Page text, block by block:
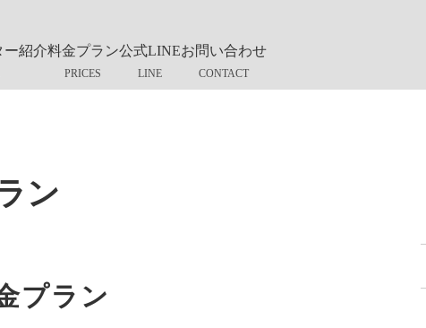
ー紹介料金プラン公式LINEお問い合わせ
ン
プラン